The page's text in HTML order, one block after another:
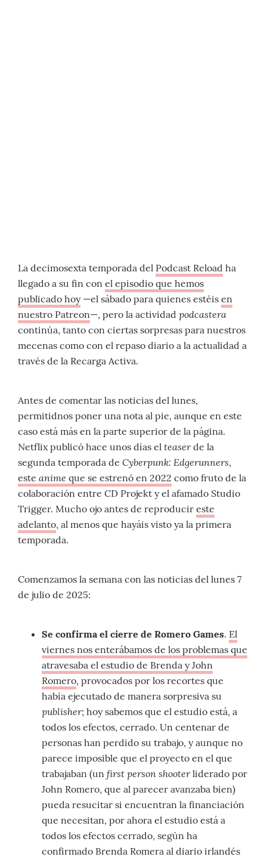
La decimosexta temporada del Podcast Reload ha
llegado a su fin con el episodio que hemos
publicado hoy—el sábado para quienes estéis en
nuestro Patreon—, pero la actividad podcastera
continúa, tanto con ciertas sorpresas para nuestros
mecenas como con el repaso diario a la actualidad a
través de la Recarga Activa.
Antes de comentar las noticias del lunes,
permitidnos poner una nota al pie, aunque en este
caso está más en la parte superior de la página.
Netflix publicó hace unos días el teaserde la
segunda temporada de Cyberpunk: Edgerunners,
este anime que se estrenó en 2022 como fruto de la
colaboración entre CD Projekt y el afamado Studio
Trigger. Mucho ojo antes de reproducir este
adelanto, al menos que hayáis visto ya la primera
temporada.
Comenzamos la semana con las noticias del lunes 7
de julio de 2025:
Se confirma el cierre de Romero Games. El
viernes nos enterábamos de los problemas que
atravesaba el estudio de Brenda y John
Romero, provocados por los recortes que
había ejecutado de manera sorpresiva su
publisher; hoy sabemos que el estudio está, a
todos los efectos, cerrado. Un centenar de
personas han perdido su trabajo, y aunque no
parece imposible que el proyecto en el que
trabajaban (un first person shooterliderado por
John Romero, que al parecer avanzaba bien)
pueda resucitar si encuentran la financiación
que necesitan, por ahora el estudio está a
todos los efectos cerrado, según ha
confirmado Brenda Romera al diario irlandés